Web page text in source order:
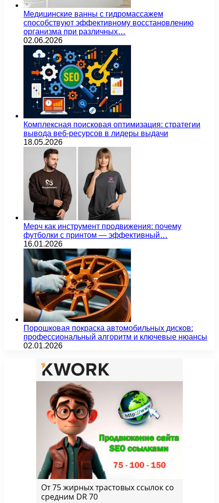
Медицинские ванны с гидромассажем
способствуют эффективному восстановлению
организма при различных…
02.06.2026
Комплексная поисковая оптимизация: стратегии
вывода веб-ресурсов в лидеры выдачи
18.05.2026
Мерч как инструмент продвижения: почему
футболки с принтом — эффективный…
16.01.2026
Порошковая покраска автомобильных дисков:
профессиональный алгоритм и ключевые нюансы
02.01.2026